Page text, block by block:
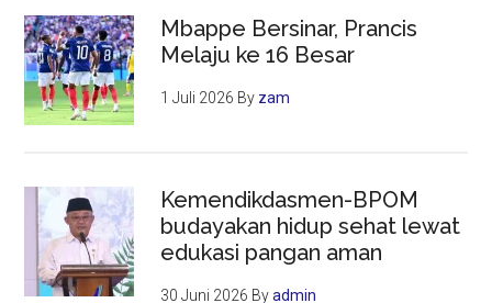
Mbappe Bersinar, Prancis
Melaju ke 16 Besar
1 Juli 2026 By zam
Kemendikdasmen-BPOM
budayakan hidup sehat lewat
edukasi pangan aman
30 Juni 2026 Byadmin